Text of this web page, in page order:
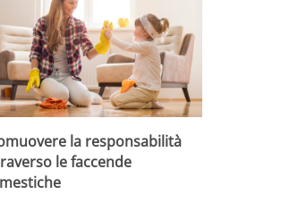
la responsabilità
le faccende